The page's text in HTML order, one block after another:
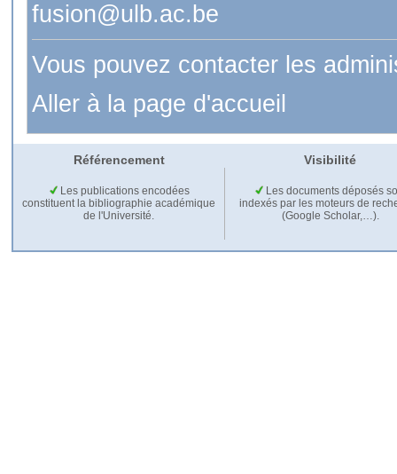
fusion@ulb.ac.be
Vous pouvez contacter les
Aller à la page d'accueil
Référencement Visibilité
Les publications encodées
constituent la bibliographie académique
de l'Université.
Les documents déposés
indexés par les moteurs de
(Google Scholar,…).